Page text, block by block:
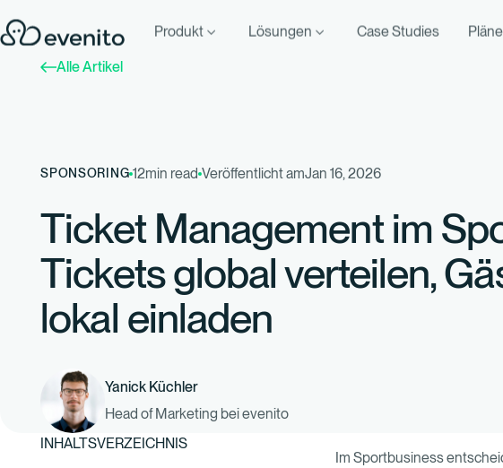
Produkt Lösungen Case Studies Pläne
Alle Artikel
SPONSORING 12min read Veröffentlicht amJan 16, 2026
Ticket Management im
Tickets global verteilen,
lokal einladen
Yanick Küchler
Head of Marketing bei evenito
INHALTSVERZEICHNIS
Im Sportbusiness